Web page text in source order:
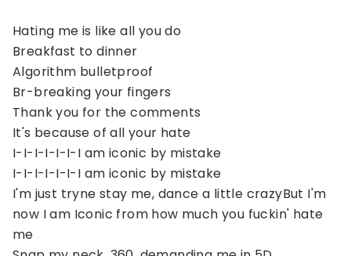
Hating me is like all you do
Breakfast to dinner
Algorithm bulletproof
Br-breaking your fingers
Thank you for the comments
It's because of all your hate
I-I-I-I-I-I-I am iconic by mistake
I-I-I-I-I-I-I am iconic by mistake
I'm just tryne stay me, dance a little crazyBut I'm
now I am Iconic from how much you fuckin' hate
me